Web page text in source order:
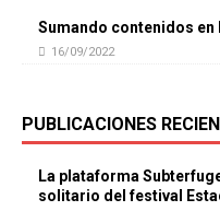
Sumando contenidos en
16/09/2022
PUBLICACIONES
La plataforma
solitario del festival